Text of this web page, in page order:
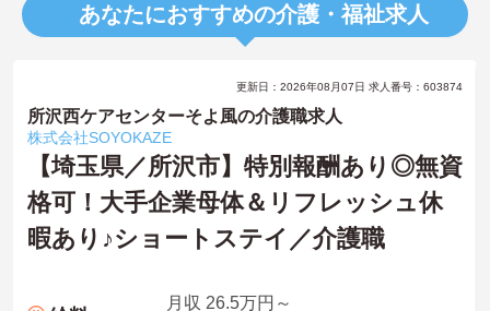
あなたにおすすめの介護・福祉求人
更新日：2026年08月07日 求人番号：603874
所沢西ケアセンターそよ風の介護職求人
株式会社SOYOKAZE
【埼玉県／所沢市】特別報酬あり◎無資
格可！大手企業母体＆リフレッシュ休
暇あり♪ショートステイ／介護職
月収 26.5万円～